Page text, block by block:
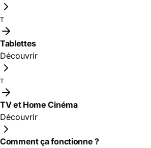
T
Tablettes
Découvrir
T
TV et Home Cinéma
Découvrir
Comment ça fonctionne ?